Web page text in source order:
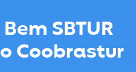
SBTUR
Coobrastur